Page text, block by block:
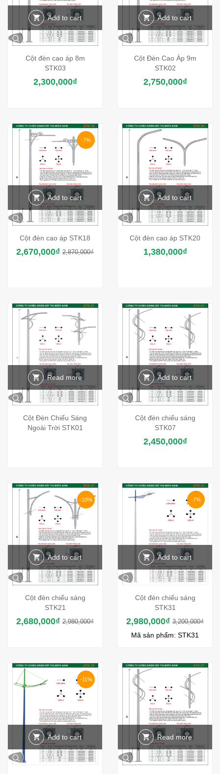
Add to cart
Cột đèn cao áp 8m
STK03
2,300,000₫
Add to cart
Cột Đèn Cao Áp 9m
STK02
2,750,000₫
-7%
Add to cart
Cột đèn cao áp STK18
2,870,000₫
2,670,000₫
Add to cart
Cột đèn cao áp STK20
1,380,000₫
Read more
Cột Đèn Chiếu Sáng
Ngoài Trời STK01
Add to cart
Cột đèn chiếu sáng
STK07
2,450,000₫
-10%
Add to cart
Cột đèn chiếu sáng
STK21
2,980,000₫
2,680,000₫
-7%
Add to cart
Cột đèn chiếu sáng
STK31
3,200,000₫
2,980,000₫
Mã sản phẩm: STK31
-11%
Add to cart Read more